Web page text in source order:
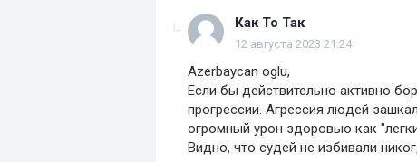
Как То Так
12 августа 2023 21:24
Azerbaycan oglu,
Если бы действительно активно
прогрессии. Агрессия людей
огромный урон здоровью как
Видно, что судей не избивали